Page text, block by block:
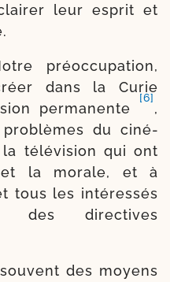
leur esprit et
pré­oc­cu­pa­tion,
dans la Curie
per­ma­nente
[6]
,
pro­blèmes du ciné­
télé­vi­sion qui ont
la morale, et à
tous les inté­res­sés
des direc­tives
des moyens